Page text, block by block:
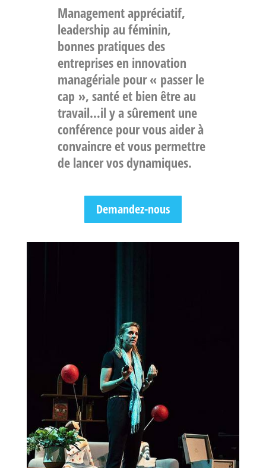
Management appréciatif,
leadership au féminin,
bonnes pratiques des
entreprises en innovation
managériale pour « passer le
cap », santé et bien être au
travail…il y a sûrement une
conférence pour vous aider à
convaincre et vous permettre
de lancer vos dynamiques.
Demandez-nous